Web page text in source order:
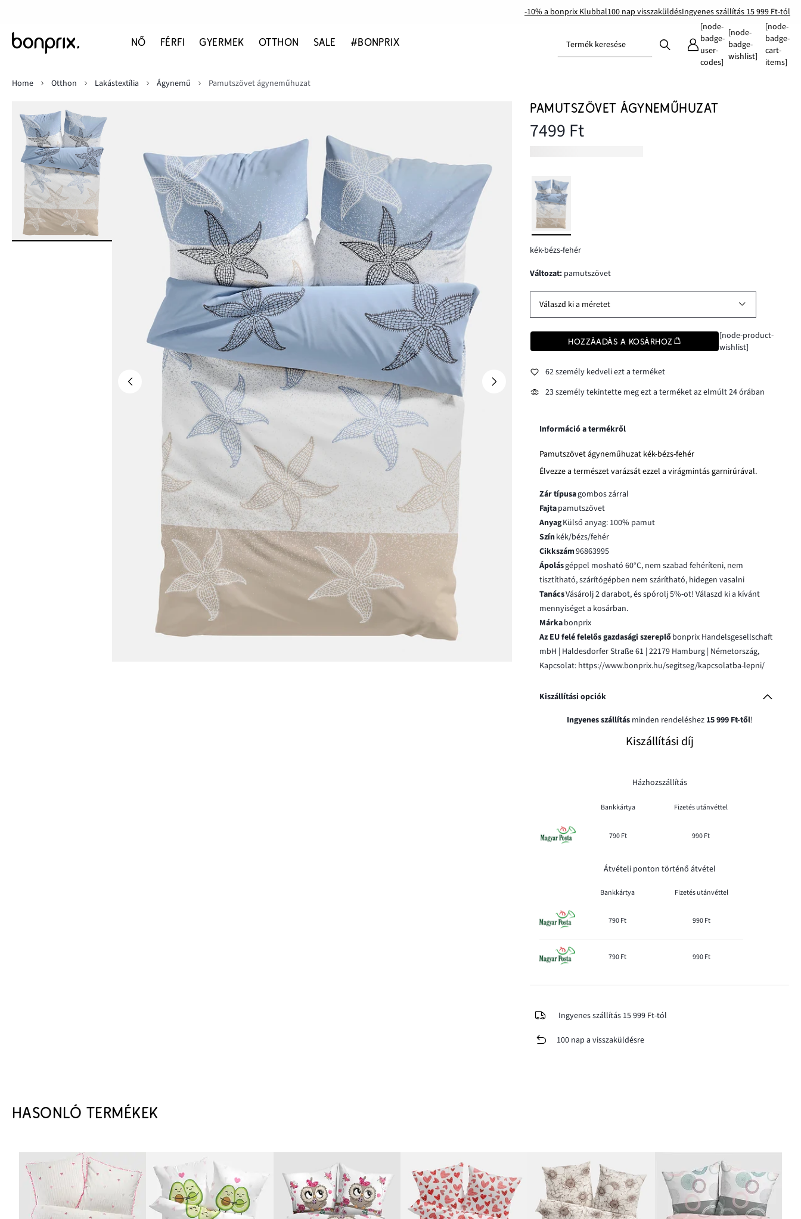
-10% a bonprix Klubbal100 nap visszaküldésIngyenes szállítás 15 999 Ft-tól
NŐ FÉRFI GYERMEK OTTHON SALE #BONPRIX Termék keresése
[node-
badge-
user-
codes]
[node-
badge-
wishlist]
[node-
badge-
cart-
items]
Home
Otthon Lakástextília Ágynemű Pamutszövet ágyneműhuzat
PAMUTSZÖVET ÁGYNEMŰHUZAT
7499 Ft
kék-bézs-fehér
változat: pamutszövet
Válaszd ki a méretet
HOZZÁADÁS A KOSÁRHOZ
[node-product-
wishlist]
62 személy kedveli ezt a terméket
23 személy tekintette meg ezt a terméket az elmúlt 24 órában
Információ a termékről
Pamutszövet ágyneműhuzat kék-bézs-fehér
Élvezze a természet varázsát ezzel a virágmintás garnirúrával.
Zár típusagombos zárral
Fajtapamutszövet
AnyagKülső anyag: 100% pamut
Színkék/bézs/fehér
Cikkszám96863995
Ápolásgéppel mosható 60°C, nem szabad fehéríteni, nem
tisztítható, szárítógépben nem szárítható, hidegen vasalni
TanácsVásárolj 2 darabot, és spórolj 5%-ot! Válaszd ki a kívánt
mennyiséget a kosárban.
Márkabonprix
Az EU felé felelős gazdasági szereplőbonprix Handelsgesellschaft
mbH | Haldesdorfer Straße 61 | 22179 Hamburg | Németország,
Kapcsolat: https://www.bonprix.hu/segitseg/kapcsolatba-lepni/
Kiszállítási opciók
Ingyenes szállításminden rendeléshez 15 999 Ft-től!
Kiszállítási díj
Házhozszállítás
Bankkártya Fizetés utánvéttel
790 Ft 990 Ft
Átvételi ponton történő átvétel
Bankkártya Fizetés utánvéttel
790 Ft 990 Ft
790 Ft 990 Ft
Ingyenes szállítás 15 999 Ft-tól
100 nap a visszaküldésre
HASONLÓ TERMÉKEK